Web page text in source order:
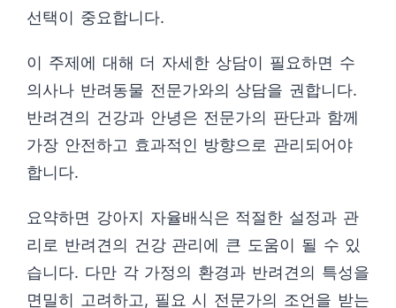
선택이 중요합니다.
이 주제에 대해 더 자세한 상담이 필요하면 수
의사나 반려동물 전문가와의 상담을 권합니다.
반려견의 건강과 안녕은 전문가의 판단과 함께
가장 안전하고 효과적인 방향으로 관리되어야
합니다.
요약하면 강아지 자율배식은 적절한 설정과 관
리로 반려견의 건강 관리에 큰 도움이 될 수 있
습니다. 다만 각 가정의 환경과 반려견의 특성을
면밀히 고려하고, 필요 시 전문가의 조언을 받는